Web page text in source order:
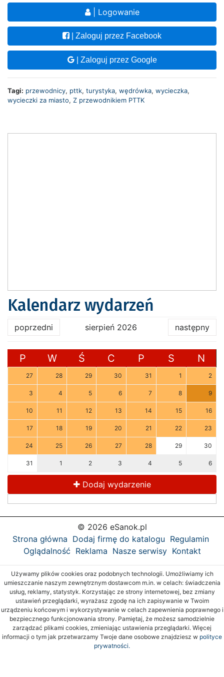
| Logowanie
| Zaloguj przez Facebook
| Zaloguj przez Google
Tagi: przewodnicy, pttk, turystyka, wędrówka, wycieczka,
wycieczki za miasto, Z przewodnikiem PTTK
Kalendarz wydarzeń
poprzedni sierpień 2026 następny
P W Ś C P S N
27 28 29 30 31 1 2
3 4 5 6 7 8 9
10 11 12 13 14 15 16
17 18 19 20 21 22 23
24 25 26 27 28 29 30
31 1 2 3 4 5 6
Dodaj wydarzenie
© 2026 eSanok.pl
Strona główna Dodaj firmę do katalogu Regulamin
Oglądalność Reklama Nasze serwisy Kontakt
Używamy plików cookies oraz podobnych technologii. Umożliwiamy ich
umieszczanie naszym zewnętrznym dostawcom m.in. w celach: świadczenia
usług, reklamy, statystyk. Korzystając ze strony internetowej, bez zmiany
ustawień przeglądarki, wyrażasz zgodę na ich zapisywanie w Twoim
urządzeniu końcowym i wykorzystywanie w celach zapewnienia poprawnego i
bezpiecznego funkcjonowania strony. Pamiętaj, że możesz samodzielnie
zarządzać plikami cookies, zmieniając ustawienia przeglądarki. Więcej
informacji o tym jak przetwarzamy Twoje dane osobowe znajdziesz w polityce
prywatności.